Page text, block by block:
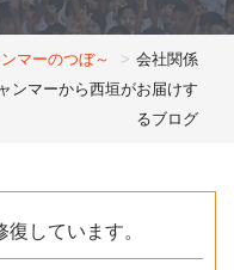
マーのつぼ～
会社関係
ンマーから西垣がお届けす
るブログ
しています。